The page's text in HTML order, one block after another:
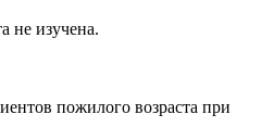
не изучена.
пожилого возраста при